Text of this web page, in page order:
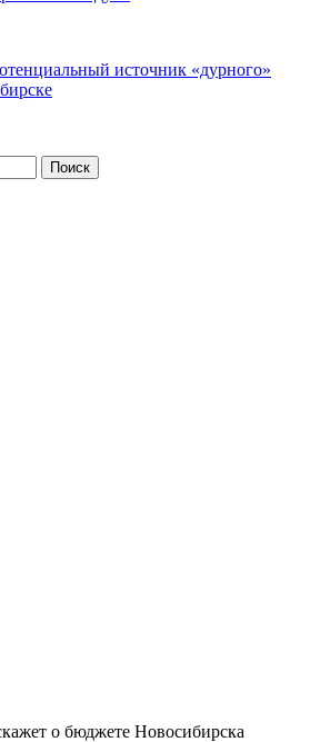
источник «дурного»
о бюджете Новосибирска